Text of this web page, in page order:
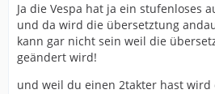
Ja die Vespa hat ja ein stufenloses
und da wird die übersetztung
kann gar nicht sein weil die
geändert wird!
und weil du einen 2takter hast wird